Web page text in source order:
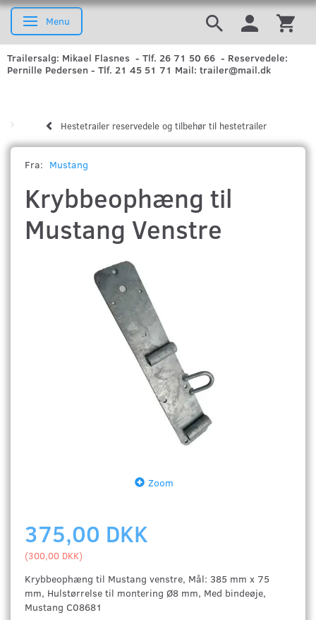
Skifte navigation
Menu
Trailersalg: Mikael Flasnes - Tlf. 26 71 50 66 - Reservedele:
Pernille Pedersen - Tlf. 21 45 51 71 Mail: trailer@mail.dk
Hestetrailer reservedele og tilbehør til hestetrailer
Fra: Mustang
Krybbeophæng til
Mustang Venstre
Zoom
375,00 DKK
(300,00 DKK)
Krybbeophæng til Mustang venstre, Mål: 385 mm x 75
mm, Hulstørrelse til montering Ø8 mm, Med bindeøje,
Mustang C08681